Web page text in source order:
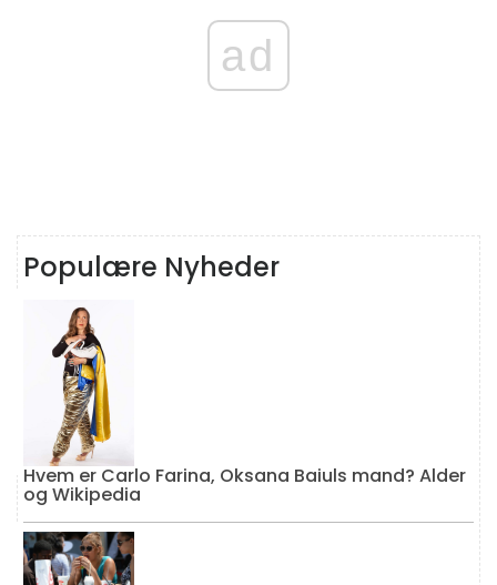
ad
Populære Nyheder
Hvem er Carlo Farina, Oksana Baiuls mand? Alder
og Wikipedia